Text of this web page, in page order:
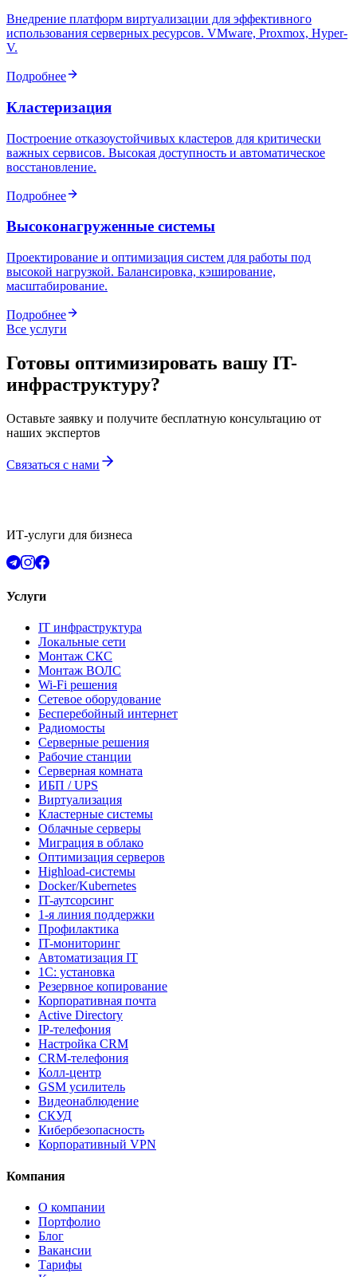
Внедрение платформ виртуализации для эффективного
использования серверных ресурсов. VMware, Proxmox, Hyper-
V.
Подробнее
Кластеризация
Построение отказоустойчивых кластеров для критически
важных сервисов. Высокая доступность и автоматическое
восстановление.
Подробнее
Высоконагруженные системы
Проектирование и оптимизация систем для работы под
высокой нагрузкой. Балансировка, кэширование,
масштабирование.
Подробнее
Все услуги
Готовы оптимизировать вашу IT-
инфраструктуру?
Оставьте заявку и получите бесплатную консультацию от
наших экспертов
Связаться с нами
ИТ-услуги для бизнеса
Услуги
IT инфраструктура
Локальные сети
Монтаж СКС
Монтаж ВОЛС
Wi-Fi решения
Сетевое оборудование
Бесперебойный интернет
Радиомосты
Серверные решения
Рабочие станции
Серверная комната
ИБП / UPS
Виртуализация
Кластерные системы
Облачные серверы
Миграция в облако
Оптимизация серверов
Highload-системы
Docker/Kubernetes
IT-аутсорсинг
1-я линия поддержки
Профилактика
IT-мониторинг
Автоматизация IT
1С: установка
Резервное копирование
Корпоративная почта
Active Directory
IP-телефония
Настройка CRM
CRM-телефония
Колл-центр
GSM усилитель
Видеонаблюдение
СКУД
Кибербезопасность
Корпоративный VPN
Компания
О компании
Портфолио
Блог
Вакансии
Тарифы